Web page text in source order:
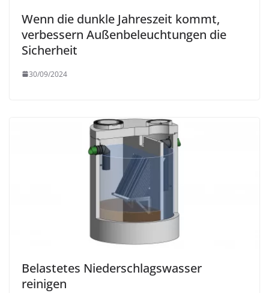
Wenn die dunkle Jahreszeit kommt,
verbessern Außenbeleuchtungen die
Sicherheit
30/09/2024
Belastetes Niederschlagswasser
reinigen